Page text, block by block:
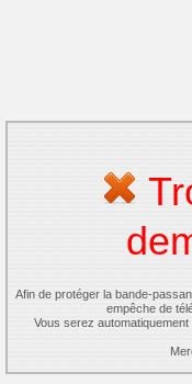
Afin de protéger la bande-
empêche de
Vous serez